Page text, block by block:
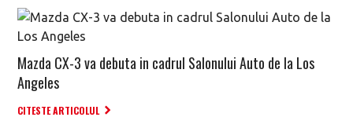
Mazda CX-3 va debuta in cadrul Salonului Auto de la Los
Angeles
CITESTE ARTICOLUL